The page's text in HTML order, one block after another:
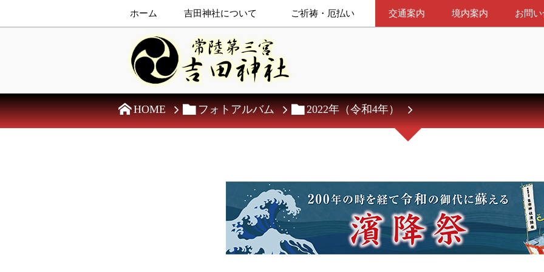
ホーム 吉田神社について ご祈祷・厄払い 交通案内 境内案内 お問
HOME フォトアルバム 2022年（令和4年）